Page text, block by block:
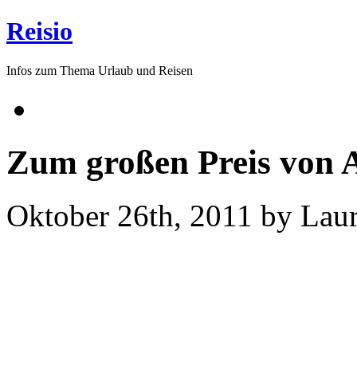
Reisio
Infos zum Thema Urlaub und Reisen
Zum großen Preis von
Oktober 26th, 2011 by